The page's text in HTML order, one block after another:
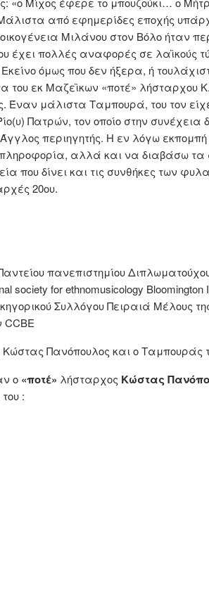
από εφημερίδες εποχής
Μιλάνου στον Βόλο ήταν
έχει πολλές αναφορές σε λαϊκούς
Εκείνο όμως που δεν ήξερα, ή
του εκ Μαζεϊκων «ποτέ» λήσταρχου
μάλιστα Ταμπουρά, του τον
Πατρών, τον οποίο στην
περιηγητής. Η εν λόγω εκπομπή
αλλά και να διαβάσω τα
που δίνει και τις συνθήκες των
20ου.
πανεπιστημίου
society for ethnomusicology
Συλλόγου Πειραιά Μέλους
Πανόπουλος και ο Ταμπουράς
ο «ποτέ» λήσταρχος Κώστας
: